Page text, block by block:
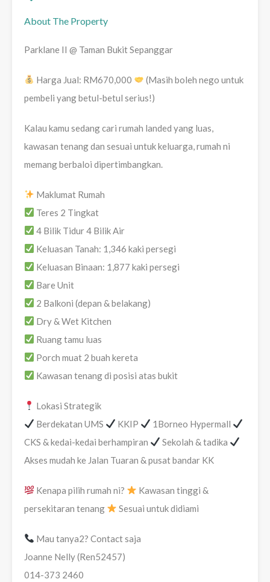
About The Property
Parklane II @ Taman Bukit Sepanggar
Harga Jual: RM670,000
(Masih boleh nego untuk
pembeli yang betul-betul serius!)
Kalau kamu sedang cari rumah landed yang luas,
kawasan tenang dan sesuai untuk keluarga, rumah ni
memang berbaloi dipertimbangkan.
Maklumat Rumah
Teres 2 Tingkat
4 Bilik Tidur 4 Bilik Air
Keluasan Tanah: 1,346 kaki persegi
Keluasan Binaan: 1,877 kaki persegi
Bare Unit
2 Balkoni (depan & belakang)
Dry & Wet Kitchen
Ruang tamu luas
Porch muat 2 buah kereta
Kawasan tenang di posisi atas bukit
Lokasi Strategik
Berdekatan UMS
KKIP
1Borneo Hypermall
CKS & kedai-kedai berhampiran
Sekolah & tadika
Akses mudah ke Jalan Tuaran & pusat bandar KK
Kenapa pilih rumah ni?
Kawasan tinggi &
persekitaran tenang
Sesuai untuk didiami
Mau tanya2? Contact saja
Joanne Nelly (Ren52457)
014-373 2460